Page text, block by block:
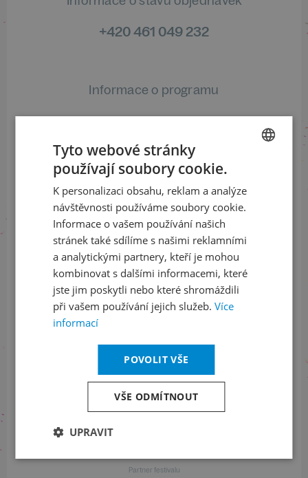
+420 461 049 232
Informace o programu
+420 257 310 414
S finanční podporou
S finanční podporou
Generální partner
Partner festivalu
ENGLISH
Tyto webové stránky
používají soubory cookie.
K personalizaci obsahu, reklam a analýze
návštěvnosti používáme soubory cookie.
Informace o vašem používání našich
stránek také sdílíme s našimi reklamními
a analytickými partnery, kteří je mohou
kombinovat s dalšími informacemi, které
jste jim poskytli nebo které shromáždili
při vašem používání jejich služeb. Více
informací
POVOLIT VŠE
VŠE ODMÍTNOUT
UPRAVIT